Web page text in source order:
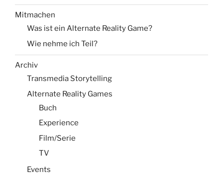
Mitmachen
Was ist ein Alternate Reality Game?
Wie nehme ich Teil?
Archiv
Transmedia Storytelling
Alternate Reality Games
Buch
Experience
Film/Serie
TV
Events